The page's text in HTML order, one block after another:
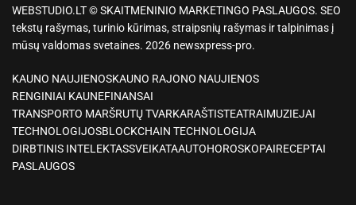
WEBSTUDIO.LT © SKAITMENINIO MARKETINGO PASLAUGOS. SEO
tekstų rašymas, turinio kūrimas, straipsnių rašymas ir talpinimas į
mūsų valdomas svetaines. 2026 newsxpress-pro.
KAUNO NAUJIENOSKAUNO RAJONO NAUJIENOS
RENGINIAI KAUNEFINANSAI
TRANSPORTO MARŠRUTŲ TVARKARAŠTISTEATRAIMUZIEJAI
TECHNOLOGIJOSBLOCKCHAIN TECHNOLOGIJA
DIRBTINIS INTELEKTASSVEIKATAAUTOHOROSKOPAIRECEPTAI
PASLAUGOS